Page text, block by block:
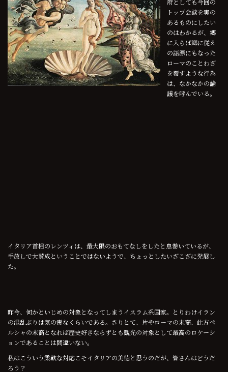
府としても今回の
トップ会談を実の
あるものにしたい
のはわかるが、郷
に入らば郷に従え
の語源にもなった
ローマのことわざ
を覆すような行為
は、なかなかの論
議を呼んでいる。
イタリア首相のレンツィは、最大限のおもてなしをしたと息巻いているが、
手放しで大賛成ということではないようで、ちょっとしたいざこざに発展し
た。
昨今、何かといじめの対象となってしまうイスラム系国家。とりわけイラン
の混乱ぶりは気の毒なくらいである。さりとて、片やローマの末裔、此方ペ
ルシャの末裔となれば歴史好きならずとも観光の対象として最高のロケーシ
ョンであることは間違いない。
私はこういう柔軟な対応こそイタリアの美徳と思うのだが、皆さんはどうだ
ろう？